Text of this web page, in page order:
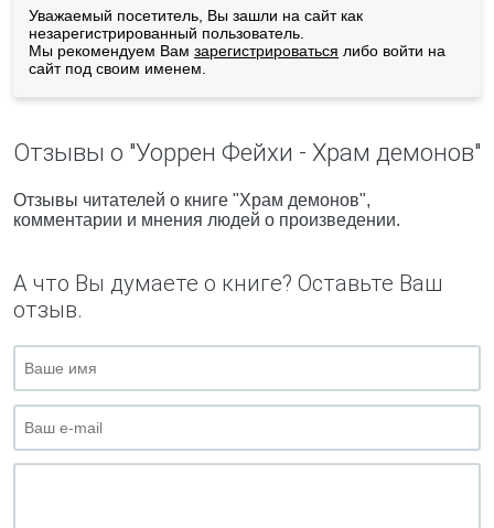
Уважаемый посетитель, Вы зашли на сайт как
незарегистрированный пользователь.
Мы рекомендуем Вам зарегистрироваться либо войти на
сайт под своим именем.
Отзывы о "Уоррен Фейхи - Храм демонов"
Отзывы читателей о книге "Храм демонов",
комментарии и мнения людей о произведении.
А что Вы думаете о книге? Оставьте Ваш
отзыв.